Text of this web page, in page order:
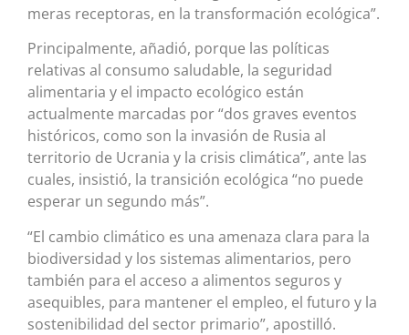
meras receptoras, en la transformación ecológica”.
Principalmente, añadió, porque las políticas
relativas al consumo saludable, la seguridad
alimentaria y el impacto ecológico están
actualmente marcadas por “dos graves eventos
históricos, como son la invasión de Rusia al
territorio de Ucrania y la crisis climática”, ante las
cuales, insistió, la transición ecológica “no puede
esperar un segundo más”.
“El cambio climático es una amenaza clara para la
biodiversidad y los sistemas alimentarios, pero
también para el acceso a alimentos seguros y
asequibles, para mantener el empleo, el futuro y la
sostenibilidad del sector primario”, apostilló.